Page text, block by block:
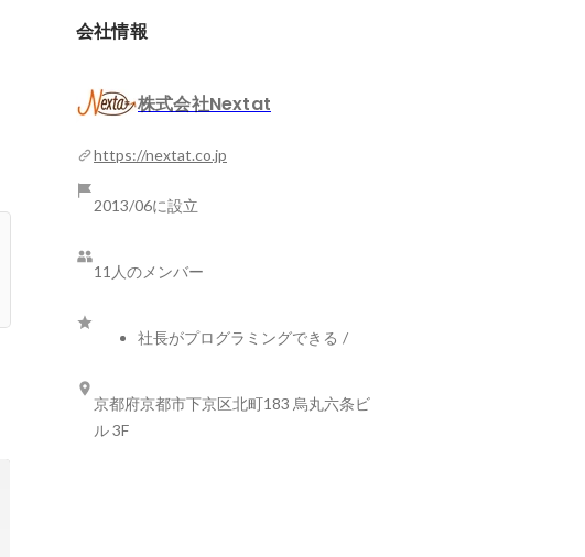
会社情報
株式会社Nextat
https://nextat.co.jp
2013/06に設立
11人のメンバー
社長がプログラミングできる /
京都府京都市下京区北町183 烏丸六条ビ
ル 3F